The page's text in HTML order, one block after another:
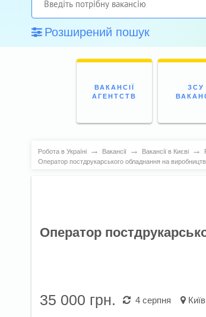
Розширений пошук
ВАКАНСІЇ
АГЕНТСТВ
ЗСУ
Робота в Україні → Вакансії → Вакансії в Києві →
Оператор постдрукарського обладнання на
Оператор
35 000 грн. 4 серпня Київ